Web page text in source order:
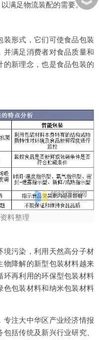
满足物流装配的需要。
装形式，它们可使食品包装
并满足消费者对食品质量和
的新理念，也是食品包装的
料整理
境污染，利用天然高分子材
物降解的新型包装材料越来
环再利用的环保型包装材料
色包装材料和纳米包装材料
专注大中华区产业经济情报
括传统及新兴行业研究、
︾